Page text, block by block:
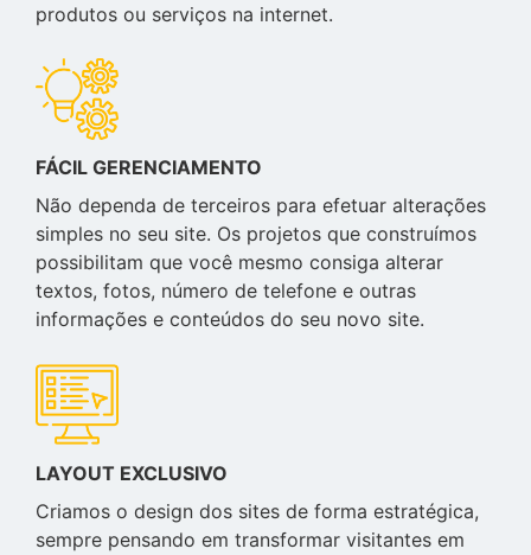
produtos ou serviços na internet.
FÁCIL GERENCIAMENTO
Não dependa de terceiros para efetuar alterações
simples no seu site. Os projetos que construímos
possibilitam que você mesmo consiga alterar
textos, fotos, número de telefone e outras
informações e conteúdos do seu novo site.
LAYOUT EXCLUSIVO
Criamos o design dos sites de forma estratégica,
sempre pensando em transformar visitantes em